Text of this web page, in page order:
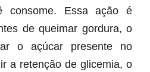
consome. Essa ação é
de queimar gordura, o
o açúcar presente no
a retenção de glicemia, o